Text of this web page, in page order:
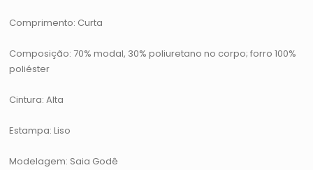
Comprimento: Curta
Composição: 70% modal, 30% poliuretano no corpo; forro 100%
poliéster
Cintura: Alta
Estampa: Liso
Modelagem: Saia Godê